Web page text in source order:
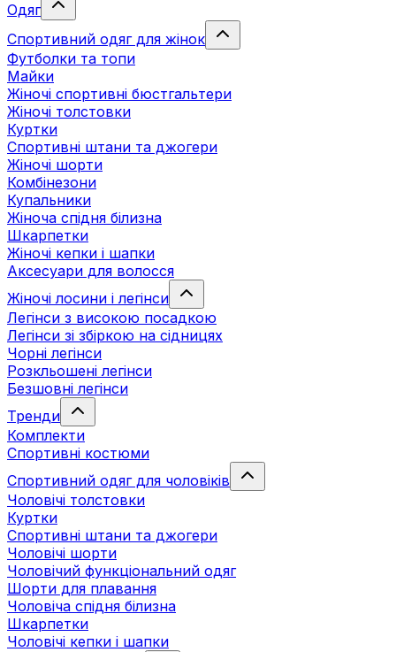
Одяг
Спортивний одяг для жінок
Футболки та топи
Майки
Жіночі спортивні бюстгальтери
Жіночі толстовки
Куртки
Спортивні штани та джогери
Жіночі шорти
Комбінезони
Купальники
Жіноча спідня білизна
Шкарпетки
Жіночі кепки і шапки
Аксесуари для волосся
Жіночі лосини і легінси
Легінси з високою посадкою
Легінси зі збіркою на сідницях
Чорні легінси
Розкльошені легінси
Безшовні легінси
Тренди
Комплекти
Спортивні костюми
Спортивний одяг для чоловіків
Чоловічі толстовки
Куртки
Спортивні штани та джогери
Чоловічі шорти
Чоловічий функціональний одяг
Шорти для плавання
Чоловіча спідня білизна
Шкарпетки
Чоловічі кепки і шапки